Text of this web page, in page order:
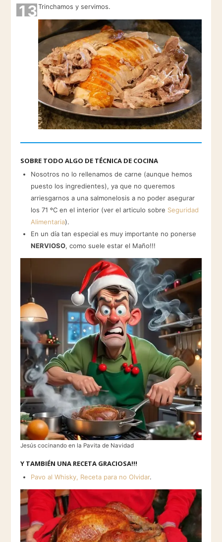
13Trinchamos y servimos.
SOBRE TODO ALGO DE TÉCNICA DE COCINA
Nosotros no lo rellenamos de carne (aunque hemos
puesto los ingredientes), ya que no queremos
arriesgarnos a una salmonelosis a no poder asegurar
los 71 ºC en el interior (ver el articulo sobre Seguridad
Alimentaria).
En un día tan especial es muy importante no ponerse
NERVIOSO, como suele estar el Maño!!!
Jesús cocinando en la Pavita de Navidad
Y TAMBIÉN UNA RECETA GRACIOSA!!!
Pavo al Whisky, Receta para no Olvidar.